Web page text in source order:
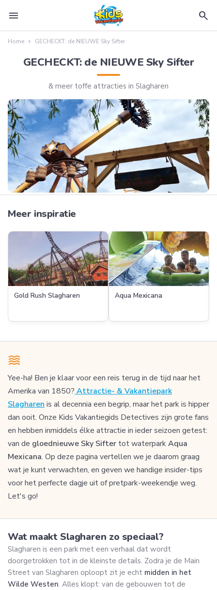
menu search
Home GECHECKT: de NIEUWE Sky Sifter
GECHECKT: de NIEUWE Sky Sifter
& meer toffe attracties in Slagharen
Meer inspiratie
Gold Rush Slagharen Aqua Mexicana
Yee-ha! Ben je klaar voor een reis terug in de tijd naar het
Amerika van 1850? Attractie- & Vakantiepark
Slagharen is al decennia een begrip, maar het park is hipper
dan ooit. Onze Kids Vakantiegids Detectives zijn grote fans
en hebben inmiddels élke attractie in ieder seizoen getest:
van de gloednieuwe Sky Sifter tot waterparkAqua
Mexicana. Op deze pagina vertellen we je daarom graag
wat je kunt verwachten, en geven we handige insider-tips
voor het perfecte dagje uit of pretpark-weekendje weg.
Let's go!
Wat maakt Slagharen zo speciaal?
Slagharen is een park met een verhaal dat wordt
doorgetrokken tot in de kleinste details. Zodra je de Main
Street van Slagharen oploopt zit je echt midden in het
Wilde Westen. Alles klopt: van de gebouwen tot de